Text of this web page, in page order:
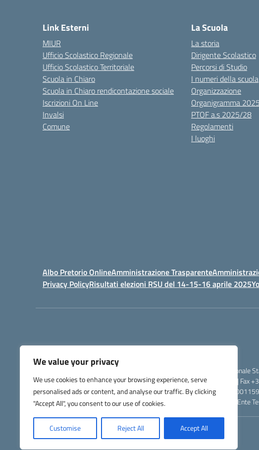
We value your privacy
We use cookies to enhance your browsing experience, serve
personalised ads or content, and analyse our traffic. By clicking
"Accept All", you consent to our use of cookies.
Customise Reject All Accept All
Link Esterni
MIUR
Ufficio Scolastico Regionale
Ufficio Scolastico Territoriale
Scuola in Chiaro
Scuola in Chiaro rendicontazione sociale
Iscrizioni On Line
Invalsi
Comune
La Scuola
La storia
Dirigente Scolastico
Percorsi di Studio
I numeri della scuola
Organizzazione
Organigramma
PTOF a.s 2025/28
Regolamenti
I luoghi
Albo Pretorio OnlineAmministrazione Trasparente
Privacy PolicyRisultati elezioni RSU del 14-15-16 aprile 2025
IPSIA - Istituto Professionale
Telefono +39 0521272638 | Fax
Codice Fiscale:
Codice Univoco di Fatturazione: UFW76E | Codice